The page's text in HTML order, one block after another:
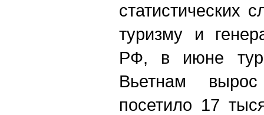
статистических
туризму и
РФ, в июне
Вьетнам
посетило 17